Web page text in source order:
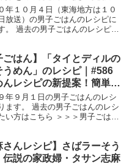
２０２０
年１０月４日（東海地方は１０
放送）の男子ごはんのレシピに
。 過去の男子ごはんのレシピが
煮 お肉をジューシーに仕上げる
菜を入れ...
ごはん】「タイとディルの
うめん」のレシピ｜#586
んレシピの新提案！簡単ア
そうめん第4弾！
年９月１日の男子ごはんのレシ
ます。 過去の男子ごはんのレシ
い方はこちら ＞＞＞男子ごはん
に変身！タイとディルとの相性
（出典...
さんレシピ】さばラーそう
伝説の家政婦・タサン志麻